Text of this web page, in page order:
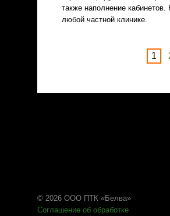
также наполнение
любой частной клинике.
1
© 2026 ООО ПТК «Белва»
Соглашение об обработке